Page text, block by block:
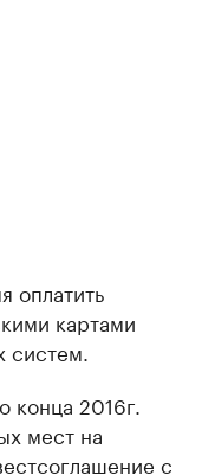
оплатить
картами
конца 2016г.
мест на
​с